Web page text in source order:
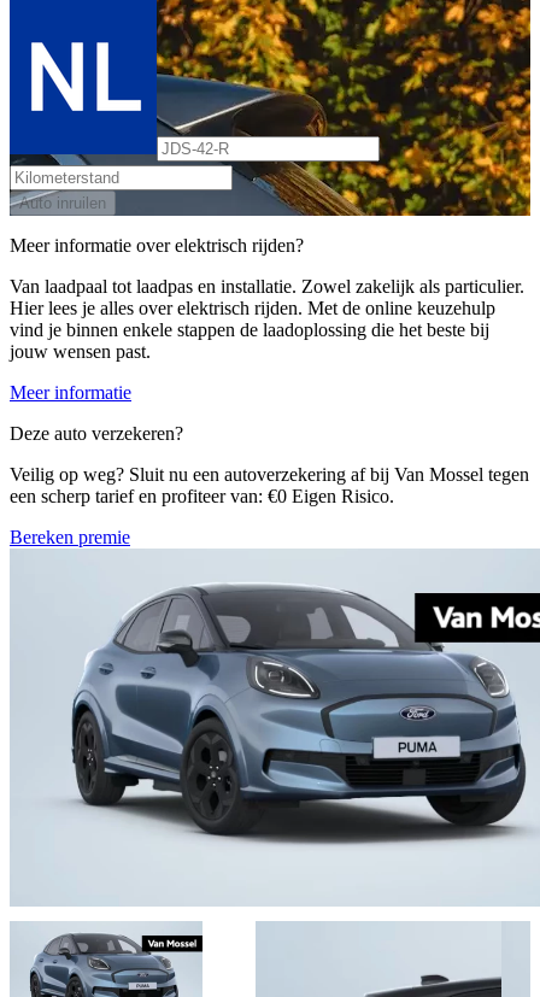
Auto inruilen
Meer informatie over elektrisch rijden?
Van laadpaal tot laadpas en installatie. Zowel zakelijk als particulier.
Hier lees je alles over elektrisch rijden. Met de online keuzehulp
vind je binnen enkele stappen de laadoplossing die het beste bij
jouw wensen past.
Meer informatie
Deze auto verzekeren?
Veilig op weg? Sluit nu een autoverzekering af bij Van Mossel tegen
een scherp tarief en profiteer van: €0 Eigen Risico.
Bereken premie